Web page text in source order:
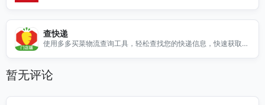
查快递
使用多多买菜物流查询工具，轻松查找您的快递信息，快速获取物
暂无评论